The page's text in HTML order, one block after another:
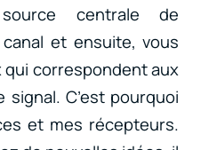
centrale de
et ensuite, vous
qui correspondent aux
C’est pourquoi
et mes récepteurs.